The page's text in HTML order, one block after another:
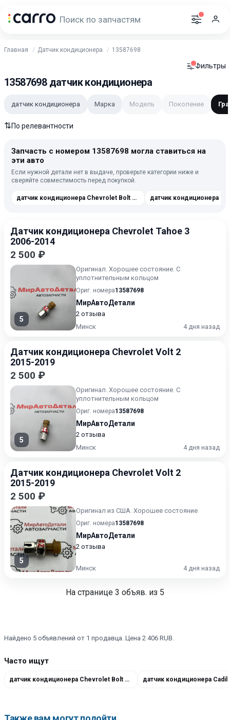
Главная Датчик кондиционера 13587698
Фильтры
13587698 датчик кондиционера
датчик кондиционера Марка Модель Поколение
⇅По релевантности
Запчасть с номером 13587698 могла ставиться на
эти авто
Если нужной детали нет в выдаче, проверьте категории ниже и
сверяйте совместимость перед покупкой.
датчик кондиционера Chevrolet Bolt EUV
Датчик кондиционера Chevrolet Tahoe 3
2006-2014
2 500 ₽
5
Оригинал. Хорошее состояние. С
уплотнительным кольцом
Ориг. номера13587698
МирАвтоДетали
2 отзыва
Минск
4 дня назад
Датчик кондиционера Chevrolet Volt 2
2015-2019
2 500 ₽
5
Оригинал. Хорошее состояние. С
уплотнительным кольцом
Ориг. номера13587698
МирАвтоДетали
2 отзыва
Минск
4 дня назад
Датчик кондиционера Chevrolet Volt 2
2015-2019
2 500 ₽
5
Оригинал из США. Хорошее состояние
Ориг. номера13587698
МирАвтоДетали
2 отзыва
Минск 4 дня назад
На странице 3 объяв. из 5
Найдено 5 объявлений от 1 продавца. Цена 2 406 RUB.
Часто ищут
датчик кондиционера Chevrolet Bolt EUV